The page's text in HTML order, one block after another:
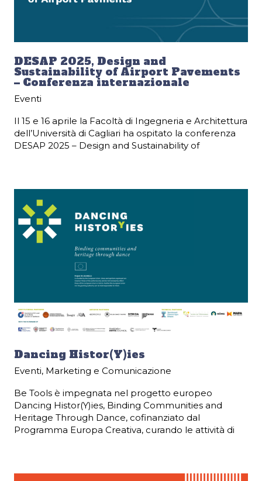
DESAP 2025, Design and
Sustainability of Airport Pavements
– Conferenza internazionale
Eventi
Il 15 e 16 aprile la Facoltà di Ingegneria e Architettura
dell’Università di Cagliari ha ospitato la conferenza
DESAP 2025 – Design and Sustainability of
Dancing Histor(Y)ies
Eventi, Marketing e Comunicazione
Be Tools è impegnata nel progetto europeo
Dancing Histor(Y)ies, Binding Communities and
Heritage Through Dance, cofinanziato dal
Programma Europa Creativa, curando le attività di